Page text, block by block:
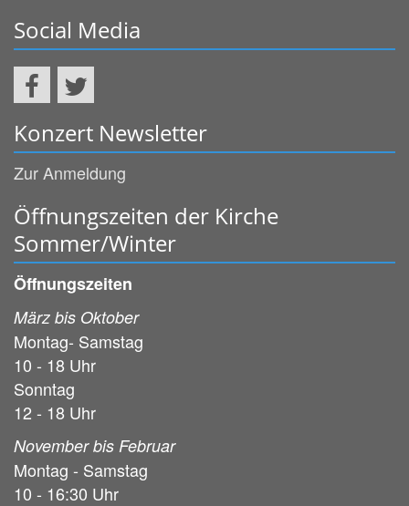
Social Media
Konzert Newsletter
Zur Anmeldung
Öffnungszeiten der Kirche
Sommer/Winter
Öffnungszeiten
März bis Oktober
Montag- Samstag
10 - 18 Uhr
Sonntag
12 - 18 Uhr
November bis Februar
Montag - Samstag
10 - 16:30 Uhr